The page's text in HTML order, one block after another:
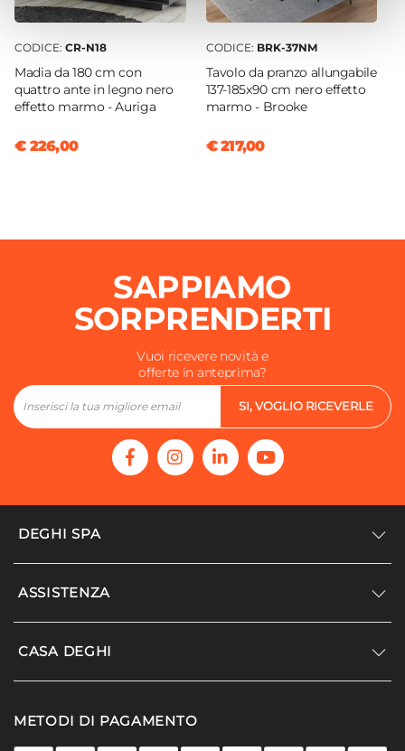
Colore Ante
Legno nobilitato
Materiale Piano
Effetto
Caratteristiche
Guide e cerniere in metallo
CODICE: CR-N18
Madia da 180 cm con
quattro ante in legno nero
effetto marmo - Auriga
€ 226,00
CODICE: BRK-37NM
Tavolo da pranzo allungabile
137-185x90 cm nero effetto
marmo - Brooke
€ 217,00
SAPPIAMO
SORPRENDERTI
Vuoi ricevere novità e
offerte in anteprima?
SI, VOGLIO RICEVERLE
DEGHI SPA
Accedi/Registrati
Modello organizzativo e codice etico
Promozioni
ASSISTENZA
Supporto
Agevolazioni fiscali
CASA DEGHI
I nostri luoghi
METODI DI PAGAMENTO